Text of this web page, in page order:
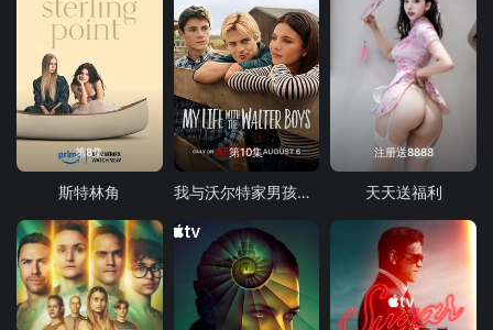
第8集
斯特林角
第10集
我与沃尔特家男孩的生活 第三季
注册送8888
天天送福利